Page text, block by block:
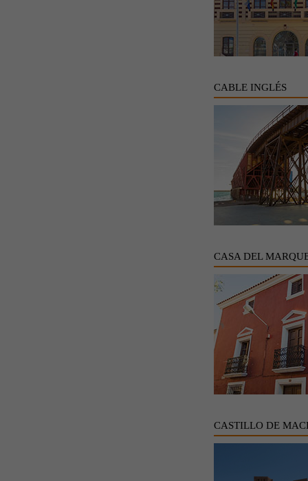
CABLE INGLÉS
CASA DEL
CASTILLO DE